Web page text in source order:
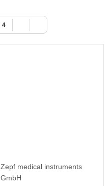
4
Zepf medical instruments
GmbH